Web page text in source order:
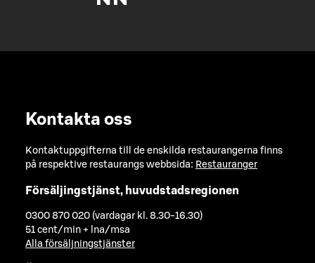
Kontakta oss
Kontaktuppgifterna till de enskilda restaurangerna finns
på respektive restaurangs webbsida: Restauranger
Försäljingstjänst, huvudstadsregionen
0300 870 020 (vardagar kl. 8.30-16.30)
51 cent/min + lna/msa
Alla försäljningstjänster